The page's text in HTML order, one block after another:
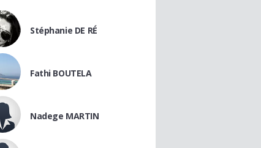
Stéphanie DE RÉ
Fathi BOUTELA
Nadege MARTIN